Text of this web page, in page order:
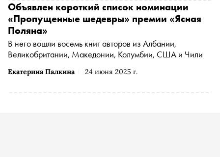
Екатерина Палкина 24 июня 2025 г.
Объявлен короткий список номинации
«Пропущенные шедевры» премии «Ясная
Поляна»
В него вошли восемь книг авторов из Албании,
Великобритании, Македонии, Колумбии, США и Чили